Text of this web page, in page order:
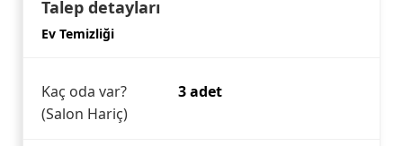
Talep detayları
Ev Temizliği
Kaç oda var?
(Salon Hariç)
3 adet